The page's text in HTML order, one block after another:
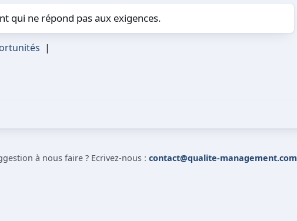
qui ne répond pas aux exigences.
|
à nous faire ? Ecrivez-nous : contact@qualite-management.com